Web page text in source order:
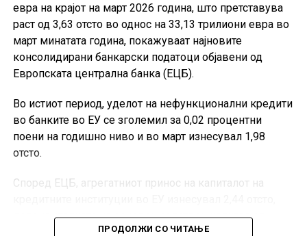
евра на крајот на март 2026 година, што претставува
раст од 3,63 отсто во однос на 33,13 трилиони евра во
март минатата година, покажуваат најновите
консолидирани банкарски податоци објавени од
Европската централна банка (ЕЦБ).
Во истиот период, уделот на нефункционални кредити
во банките во ЕУ се зголемил за 0,02 процентни
поени на годишно ниво и во март изнесувал 1,98
отсто.
Според ЕЦБ, агрегатниот принос на капиталот на
додека стапката на основен сопствен капитал од
највисок квалитет, односно CET1, била 16,27 отсто.
ПРОДОЛЖИ СО ЧИТАЊЕ